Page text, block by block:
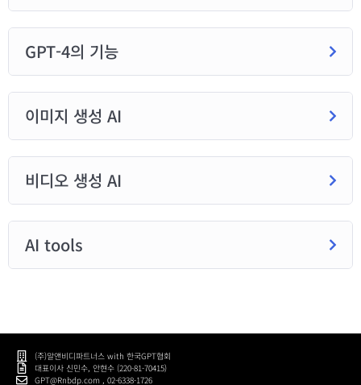
GPT-4의 기능
이미지 생성 AI
비디오 생성 AI
AI tools
(주)알앤비디파트너스 with 한국GPT협회
대표이사 신민수, 안현수 (220-81-70415)
GPT@Rnbdp.com , 02-6338-1726